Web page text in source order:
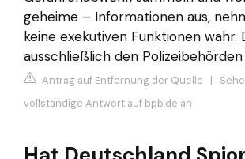
geheime – Informationen aus,
keine exekutiven Funktionen wahr.
ausschließlich den Polizeibehörden
Antrag auf Entfernung der Quelle |
vollständige Antwort auf bpb.de an